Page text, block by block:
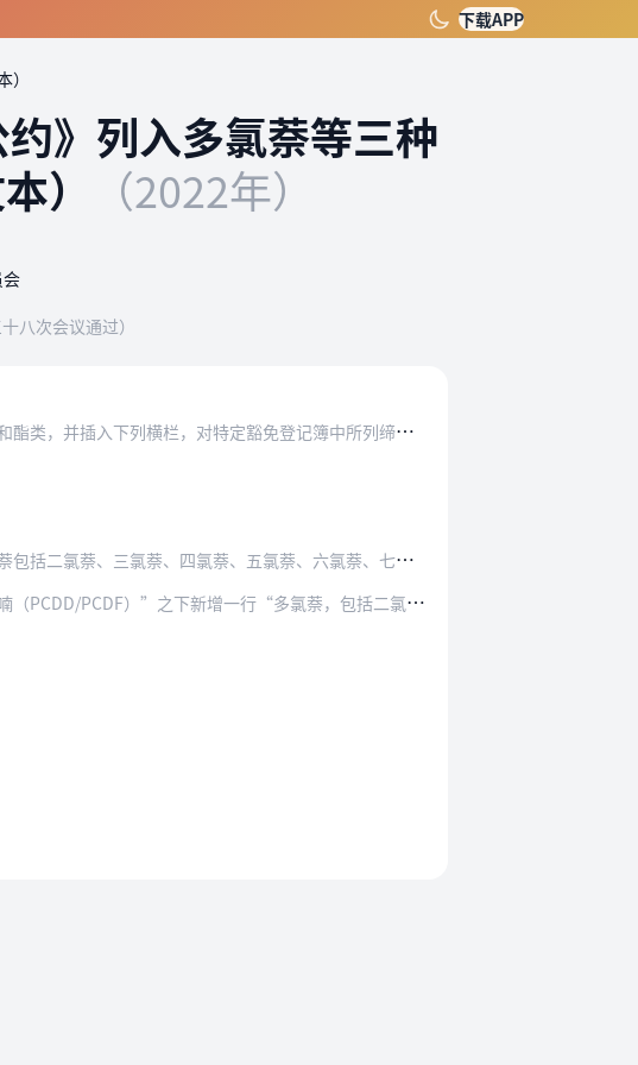
下载APP
》列入多氯萘等三种
）
（2022年）
八次会议通过）
，对特定豁免登记簿中所列缔约方被允许的生产以及用于线杆…
四氯萘、五氯萘、六氯萘、七氯萘、八氯萘列入其中，并对生…
）”之下新增一行“多氯萘，包括二氯萘、三氯萘、四氯萘、…